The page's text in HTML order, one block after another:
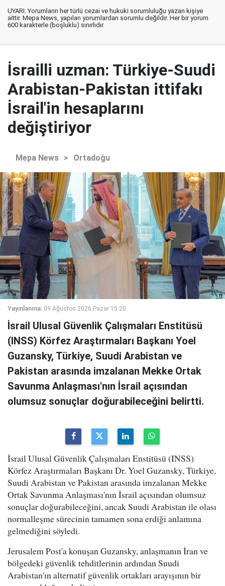
UYARI: Yorumların her türlü cezai ve hukuki sorumluluğu yazan kişiye
aittir. Mepa News, yapılan yorumlardan sorumlu değildir. Her bir yorum
600 karakterle (boşluklu) sınırlıdır.
İsrailli uzman: Türkiye-Suudi
Arabistan-Pakistan ittifakı
İsrail'in hesaplarını
değiştiriyor
Mepa News > Ortadoğu
Yayınlanma: 09 Ağustos 2026 Pazar 15:20
İsrail Ulusal Güvenlik Çalışmaları Enstitüsü
(INSS) Körfez Araştırmaları Başkanı Yoel
Guzansky, Türkiye, Suudi Arabistan ve
Pakistan arasında imzalanan Mekke Ortak
Savunma Anlaşması'nın İsrail açısından
olumsuz sonuçlar doğurabileceğini belirtti.
İsrail Ulusal Güvenlik Çalışmaları Enstitüsü (INSS)
Körfez Araştırmaları Başkanı Dr. Yoel Guzansky, Türkiye,
Suudi Arabistan ve Pakistan arasında imzalanan Mekke
Ortak Savunma Anlaşması'nın İsrail açısından olumsuz
sonuçlar doğurabileceğini, ancak Suudi Arabistan ile olası
normalleşme sürecinin tamamen sona erdiği anlamına
gelmediğini söyledi.
Jerusalem Post'a konuşan Guzansky, anlaşmanın İran ve
bölgedeki güvenlik tehditlerinin ardından Suudi
Arabistan'ın alternatif güvenlik ortakları arayışının bir